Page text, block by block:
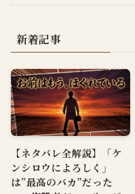
新着記事
【ネタバレ全解説】「ケ
ンシロウによろしく」
は”最高のバカ”だった